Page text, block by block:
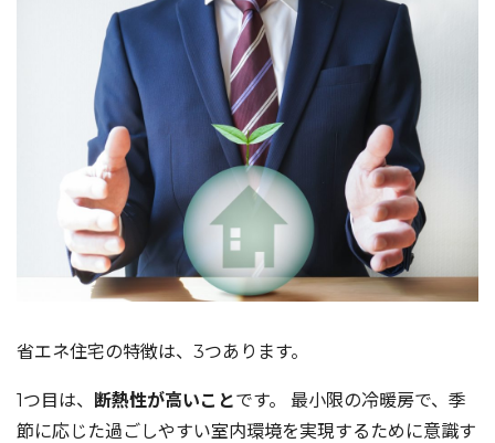
省エネ住宅の特徴は、3つあります。
1つ目は、 断熱性が高いことです。 最小限の冷暖房で、季
節に応じた過ごしやすい室内環境を実現するために意識す